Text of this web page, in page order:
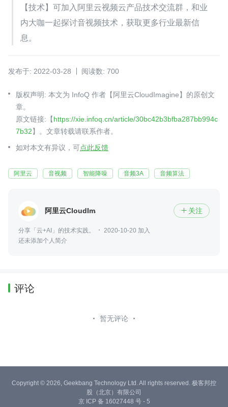
【技术】可加入阿里云视频云产品技术交流群，和业
内大咖一起探讨音视频技术，获取更多行业最新信
息。
发布于: 2022-03-28 阅读数: 700
版权声明: 本文为 InfoQ 作者【阿里云CloudImagine】的原创文
章。
原文链接:【https://xie.infoq.cn/article/30bc42b3bfba287bb994c
7b32】。文章转载请联系作者。
如对本文有异议，可点此反馈
阿里云 音视频 智能降噪 音频3A 音频算法
阿里云CloudImagine  关注
分享「云+AI」的技术实践。
2020-10-20 加入
还未添加个人简介
评论
暂无评论
Copyright © 2026, Geekbang Technology Ltd. All rights reserved. 极客邦控
股（北京）有限公司
京 ICP 备 16027448 号 - 5